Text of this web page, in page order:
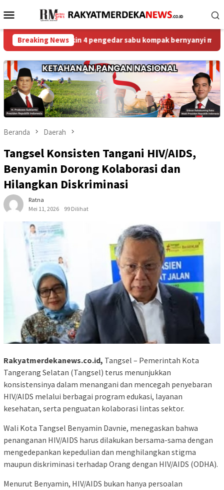
ke
Menu
Mobile
Breaking News
bikin 4 pengedar sabu kompak bernyanyi merdu seret nama
Beranda Daerah
Tangsel Konsisten Tangani HIV/AIDS,
Benyamin Dorong Kolaborasi dan
Hilangkan Diskriminasi
Ratna
Mei 11, 2026
99 Dilihat
Rakyatmerdekanews.co.id, Tangsel – Pemerintah Kota
Tangerang Selatan (Tangsel) terus menunjukkan
konsistensinya dalam menangani dan mencegah penyebaran
HIV/AIDS melalui berbagai program edukasi, layanan
kesehatan, serta penguatan kolaborasi lintas sektor.
Wali Kota Tangsel Benyamin Davnie, menegaskan bahwa
penanganan HIV/AIDS harus dilakukan bersama-sama dengan
mengedepankan kepedulian dan menghilangkan stigma
maupun diskriminasi terhadap Orang dengan HIV/AIDS (ODHA).
Menurut Benyamin, HIV/AIDS bukan hanya persoalan